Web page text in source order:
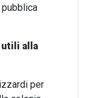
alla
per